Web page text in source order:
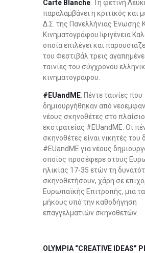
Carte Blanche . Τη φετινή
παραλαμβάνει η κριτικός και
Δ.Σ. της Πανελλήνιας Ένωσης
Κινηματογράφου Ιφιγένεια
οποία επιλέγει και
του Φεστιβάλ τρεις
ταινίες του σύγχρονου
κινηματογράφου.
#EUandME: Πέντε ταινίες που
δημιουργήθηκαν από
νέους σκηνοθέτες στο
εκστρατείας #EUandME. Οι
σκηνοθέτες είναι νικητές του
#EUandME για νέους
οποίος προσέφερε στους
ηλικίας 17-35 ετών τη
σκηνοθετήσουν, χάρη σε
Ευρωπαϊκής Επιτροπής, μια
μήκους υπό την καθοδήγηση
επαγγελματιών σκηνοθετών.
OLYMPIA “CREATIVE IDEAS”